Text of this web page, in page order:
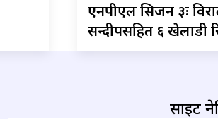
एनपीएलसिजन ३ः
सन्दीपसहित ६ खेलाडी
साइट